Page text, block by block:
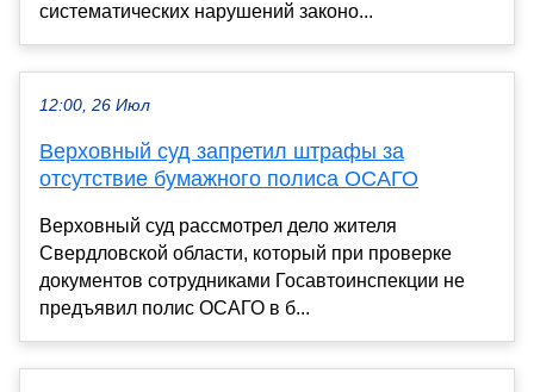
систематических нарушений законо...
12:00, 26 Июл
Верховный суд запретил штрафы за
отсутствие бумажного полиса ОСАГО
Верховный суд рассмотрел дело жителя
Свердловской области, который при проверке
документов сотрудниками Госавтоинспекции не
предъявил полис ОСАГО в б...